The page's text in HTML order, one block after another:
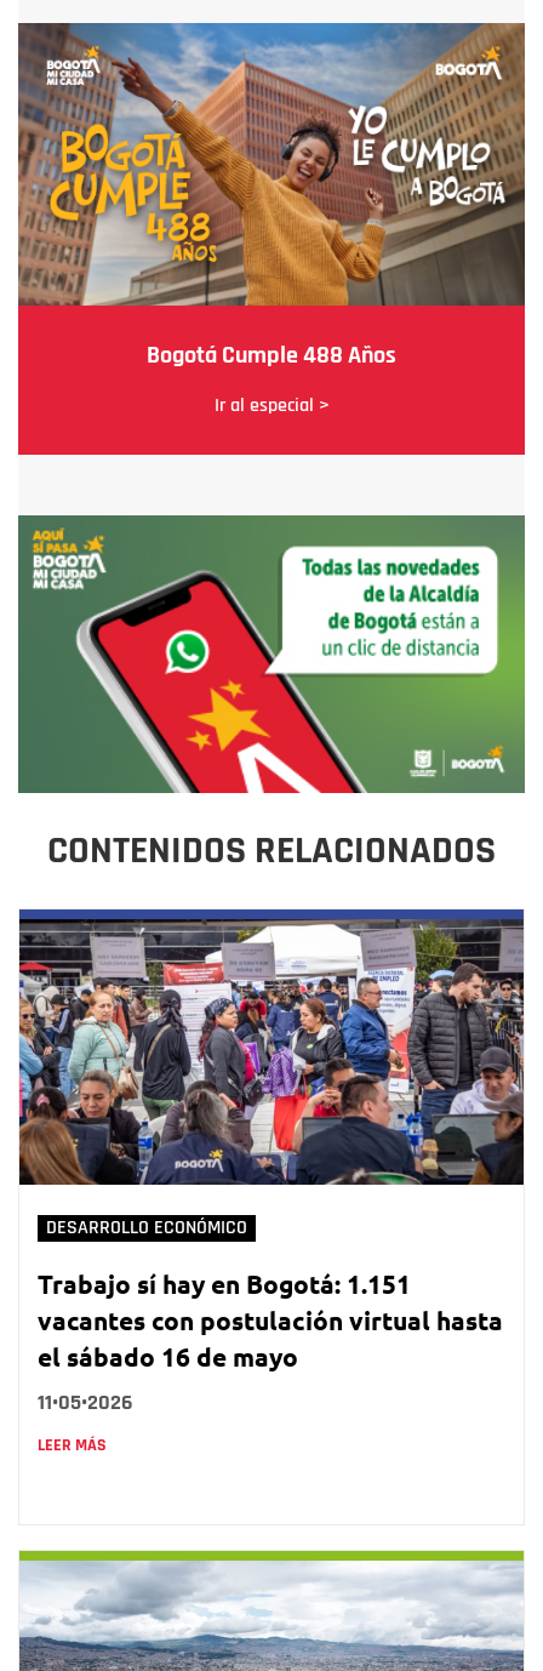
Bogotá Cumple 488 Años
Ir al especial >
CONTENIDOS RELACIONADOS
DESARROLLO ECONÓMICO
Trabajo sí hay en Bogotá: 1.151
vacantes con postulación virtual hasta
el sábado 16 de mayo
11•05•2026
LEER MÁS